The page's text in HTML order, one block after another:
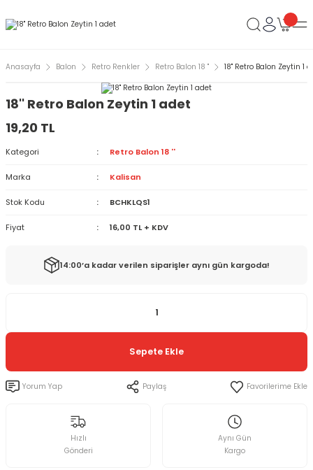
Anasayfa Balon Retro Renkler Retro Balon 18 '' 18'' Retro Balon Zeytin 1
18'' Retro Balon Zeytin 1 adet
19,20 TL
Kategori Retro Balon 18 ''
Marka Kalisan
Stok Kodu BCHKLQS1
Fiyat 16,00 TL + KDV
14:00’a kadar verilen siparişler aynı gün kargoda!
Sepete Ekle
Yorum Yap Paylaş
Hızlı
Gönderi
Aynı Gün
Kargo